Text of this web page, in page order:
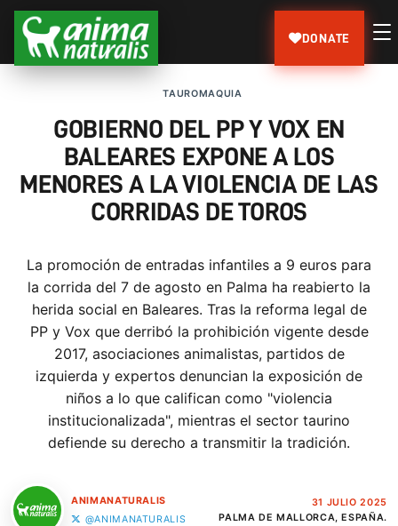
DONATE
TAUROMAQUIA
GOBIERNO DEL PP Y VOX EN
BALEARES EXPONE A LOS
MENORES A LA VIOLENCIA DE LAS
CORRIDAS DE TOROS
La promoción de entradas infantiles a 9 euros para
la corrida del 7 de agosto en Palma ha reabierto la
herida social en Baleares. Tras la reforma legal de
PP y Vox que derribó la prohibición vigente desde
2017, asociaciones animalistas, partidos de
izquierda y expertos denuncian la exposición de
niños a lo que califican como "violencia
institucionalizada", mientras el sector taurino
defiende su derecho a transmitir la tradición.
ANIMANATURALIS
@ANIMANATURALIS
31 JULIO 2025
PALMA DE MALLORCA, ESPAÑA.